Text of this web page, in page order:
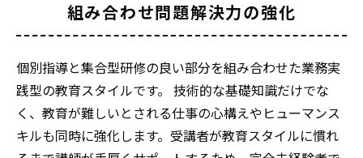
組み合わせ問題解決力の強化
個別指導と集合型研修の良い部分を組み合わせた業務実
践型の教育スタイルです。 技術的な基礎知識だけでな
く、教育が難しいとされる仕事の心構えやヒューマンス
キルも同時に強化します。受講者が教育スタイルに慣れ